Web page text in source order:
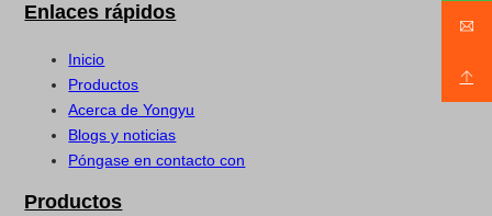
Enlaces rápidos
Inicio
Productos
Acerca de Yongyu
Blogs y noticias
Póngase en contacto con
Productos